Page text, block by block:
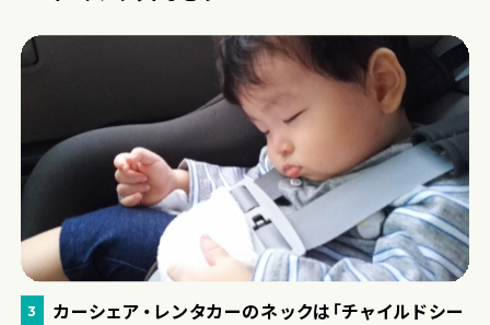
3
カーシェア・レンタカーのネックは「チャイルドシー